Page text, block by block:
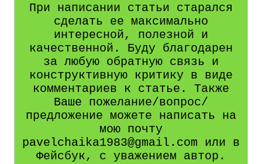
При написании статьи старался
сделать ее максимально
интересной, полезной и
качественной. Буду благодарен
за любую обратную связь и
конструктивную критику в виде
комментариев к статье. Также
Ваше пожелание/вопрос/
предложение можете написать на
мою почту
pavelchaika1983@gmail.com или в
Фейсбук, с уважением автор.